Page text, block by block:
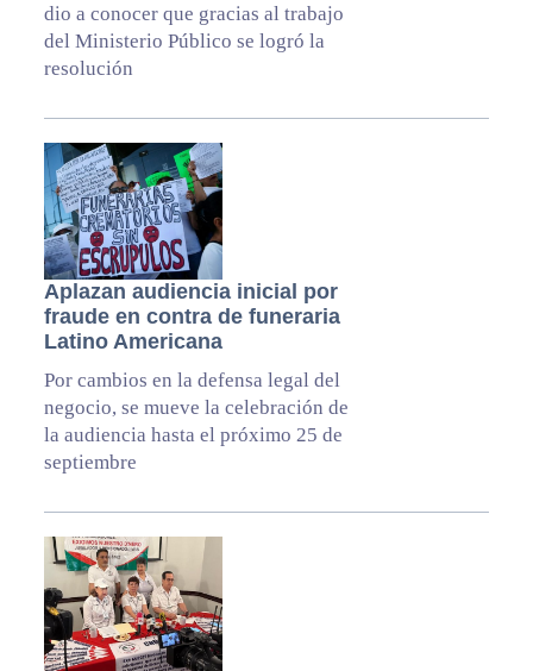
dio a conocer que gracias al trabajo
del Ministerio Público se logró la
resolución
Aplazan audiencia inicial por
fraude en contra de funeraria
Latino Americana
Por cambios en la defensa legal del
negocio, se mueve la celebración de
la audiencia hasta el próximo 25 de
septiembre